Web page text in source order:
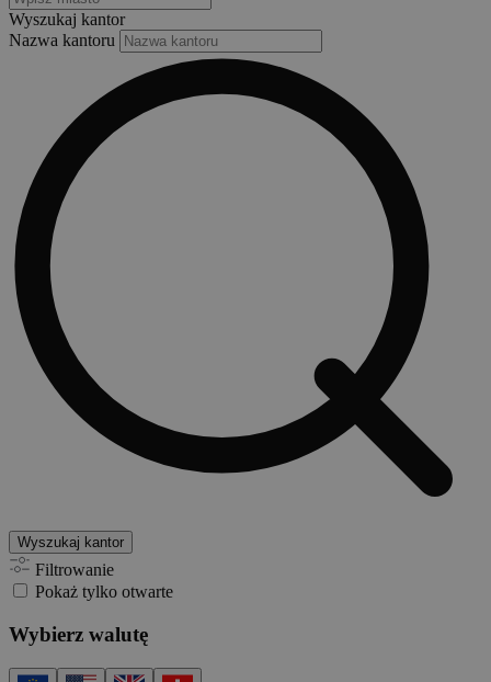
Wyszukaj kantor
Nazwa kantoru
Wyszukaj kantor
Filtrowanie
Pokaż tylko otwarte
Wybierz walutę